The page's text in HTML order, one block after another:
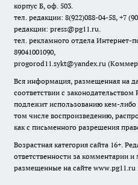
корпус Б, оф. 503.
тел. редакции: 8(922)088-04-58, +7
редакции: press@pg11.ru.
тел. рекламного отдела Интернет-
89041001090,
progorod11.sykt@yandex.ru
Вся информация, размещенная на
соответствии с
подлежит использованию кем-
том числе воспроизведению,
как с письменного разрешения
Возрастная категория сайта 16+.
ответственности за комментарии
размещенные на сайте www.pg11.ru